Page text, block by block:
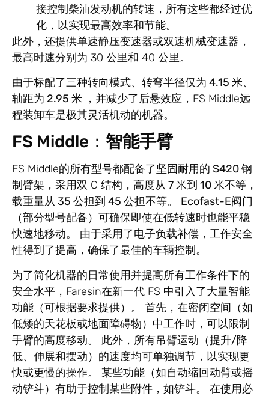
接控制柴油发动机的转速，所有这些都经过优
化，以实现最高效率和节能。
此外，还提供单速静压变速器或双速机械变速器，
最高时速分别为 30 公里和 40 公里。
由于标配了三种转向模式、 转弯半径仅为 4.15 米、
轴距为 2.95 米 ，并减少了后悬效应，FS Middle远
程装卸车是极其灵活机动的机器。
FS Middle： 智能手臂
FS Middle的所有型号都配备了坚固耐用的 S420 钢
制臂架 ，采用双 C 结构， 高度从 7 米到 10 米不等，
载重量从 35 公担到 45 公担不等。 Ecofast-E阀门
（部分型号配备）可确保即使在低转速时也能平稳
快速地移动。 由于采用了电子负载补偿，工作安全
性得到了提高，确保了最佳的车辆控制。
为了简化机器的日常使用并提高所有工作条件下的
安全水平，Faresin在新一代 FS 中引入了大量智能
功能 （可根据要求提供）。 首先，在密闭空间（如
低矮的天花板或地面障碍物）中工作时，可以限制
手臂的高度移动。 此外， 所有吊臂运动（提升/降
低、伸展和摆动）的速度均可单独调节 ，以实现更
快或更慢的操作。 某些功能（如自动缩回动臂或摇
动铲斗）有助于控制某些附件，如铲斗。 在使用必